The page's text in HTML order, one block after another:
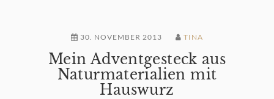
30. NOVEMBER 2013 TINA
Mein Adventgesteck aus
Naturmaterialien mit
Hauswurz